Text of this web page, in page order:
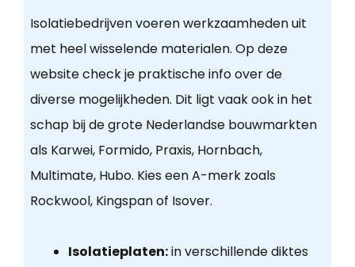
Isolatiebedrijven voeren werkzaamheden uit
met heel wisselende materialen. Op deze
website check je praktische info over de
diverse mogelijkheden. Dit ligt vaak ook in het
schap bij de grote Nederlandse bouwmarkten
als Karwei, Formido, Praxis, Hornbach,
Multimate, Hubo. Kies een A-merk zoals
Rockwool, Kingspan of Isover.
Isolatieplaten:in verschillende diktes